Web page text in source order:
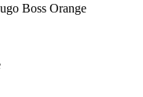
Boss Orange